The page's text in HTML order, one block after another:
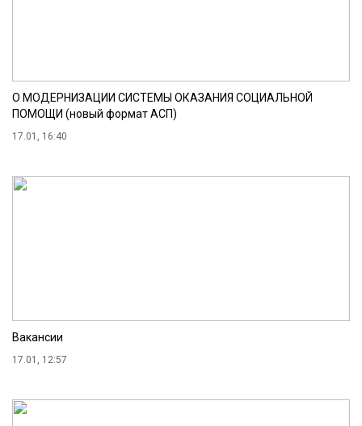
О МОДЕРНИЗАЦИИ СИСТЕМЫ ОКАЗАНИЯ СОЦИАЛЬНОЙ
ПОМОЩИ (новый формат АСП)
17.01, 16:40
Вакансии
17.01, 12:57